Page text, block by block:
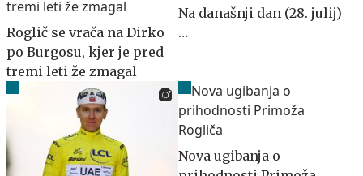
Roglič se vrača na Dirko
po Burgosu, kjer je pred
tremi leti že zmagal
Na današnji dan (28. julij)
…
Nova ugibanja o